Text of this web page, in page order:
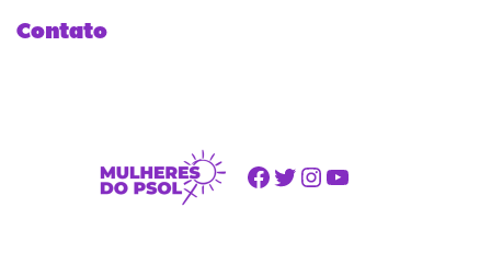
Contato
Facebook Twitter Instagram Youtube